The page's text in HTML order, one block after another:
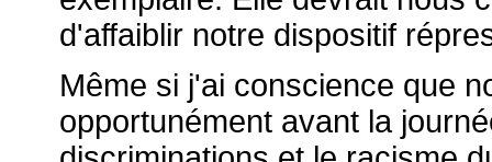
d'affaiblir notre dispositif
Même si j'ai conscience que
opportunément avant la